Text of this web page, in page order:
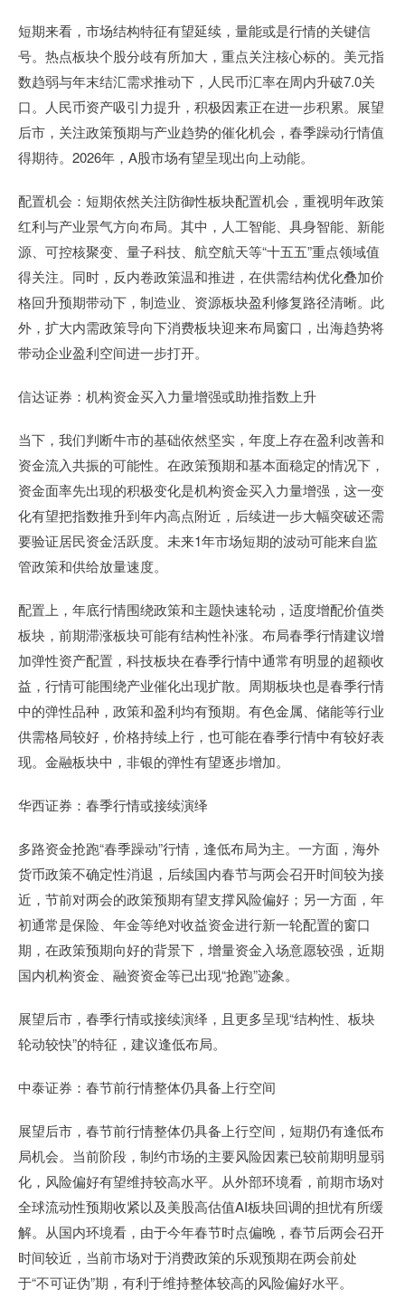
短期来看，市场结构特征有望延续，量能或是行情的关键信
号。热点板块个股分歧有所加大，重点关注核心标的。美元指
数趋弱与年末结汇需求推动下，人民币汇率在周内升破7.0关
口。人民币资产吸引力提升，积极因素正在进一步积累。展望
后市，关注政策预期与产业趋势的催化机会，春季躁动行情值
得期待。2026年，A股市场有望呈现出向上动能。
配置机会：短期依然关注防御性板块配置机会，重视明年政策
红利与产业景气方向布局。其中，人工智能、具身智能、新能
源、可控核聚变、量子科技、航空航天等“十五五”重点领域值
得关注。同时，反内卷政策温和推进，在供需结构优化叠加价
格回升预期带动下，制造业、资源板块盈利修复路径清晰。此
外，扩大内需政策导向下消费板块迎来布局窗口，出海趋势将
带动企业盈利空间进一步打开。
信达证券：机构资金买入力量增强或助推指数上升
当下，我们判断牛市的基础依然坚实，年度上存在盈利改善和
资金流入共振的可能性。在政策预期和基本面稳定的情况下，
资金面率先出现的积极变化是机构资金买入力量增强，这一变
化有望把指数推升到年内高点附近，后续进一步大幅突破还需
要验证居民资金活跃度。未来1年市场短期的波动可能来自监
管政策和供给放量速度。
配置上，年底行情围绕政策和主题快速轮动，适度增配价值类
板块，前期滞涨板块可能有结构性补涨。布局春季行情建议增
加弹性资产配置，科技板块在春季行情中通常有明显的超额收
益，行情可能围绕产业催化出现扩散。周期板块也是春季行情
中的弹性品种，政策和盈利均有预期。有色金属、储能等行业
供需格局较好，价格持续上行，也可能在春季行情中有较好表
现。金融板块中，非银的弹性有望逐步增加。
华西证券：春季行情或接续演绎
多路资金抢跑“春季躁动”行情，逢低布局为主。一方面，海外
货币政策不确定性消退，后续国内春节与两会召开时间较为接
近，节前对两会的政策预期有望支撑风险偏好；另一方面，年
初通常是保险、年金等绝对收益资金进行新一轮配置的窗口
期，在政策预期向好的背景下，增量资金入场意愿较强，近期
国内机构资金、融资资金等已出现“抢跑”迹象。
展望后市，春季行情或接续演绎，且更多呈现“结构性、板块
轮动较快”的特征，建议逢低布局。
中泰证券：春节前行情整体仍具备上行空间
展望后市，春节前行情整体仍具备上行空间，短期仍有逢低布
局机会。当前阶段，制约市场的主要风险因素已较前期明显弱
化，风险偏好有望维持较高水平。从外部环境看，前期市场对
全球流动性预期收紧以及美股高估值AI板块回调的担忧有所缓
解。从国内环境看，由于今年春节时点偏晚，春节后两会召开
时间较近，当前市场对于消费政策的乐观预期在两会前处
于“不可证伪”期，有利于维持整体较高的风险偏好水平。